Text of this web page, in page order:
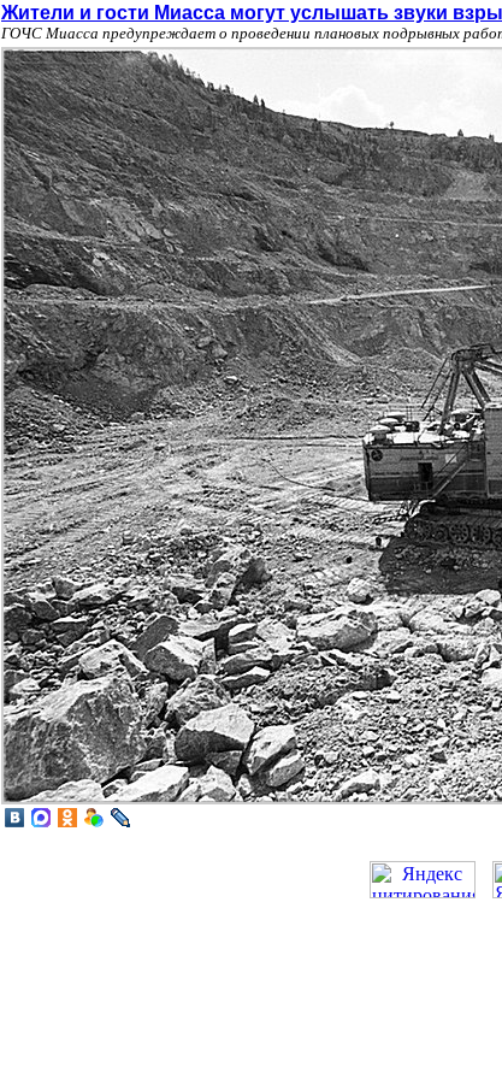
Жители и гости Миасса могут услышать звуки
ГОЧС Миасса предупреждает о проведении плановых подрывных